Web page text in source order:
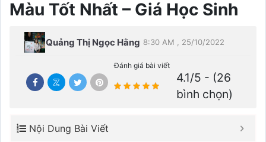
Màu Tốt Nhất – Giá Học Sinh
Quảng Thị Ngọc Hằng 8:30 AM , 25/10/2022
Đánh giá bài viết
4.1/5 - (26
bình chọn)
Nội Dung Bài Viết